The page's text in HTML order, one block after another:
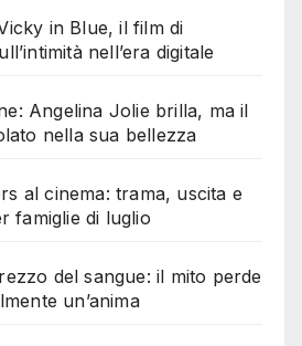
in Blue, il film di
nell’era digitale
Angelina Jolie brilla, ma il
nella sua bellezza
al cinema: trama, uscita e
famiglie di luglio
del sangue: il mito perde
un’anima